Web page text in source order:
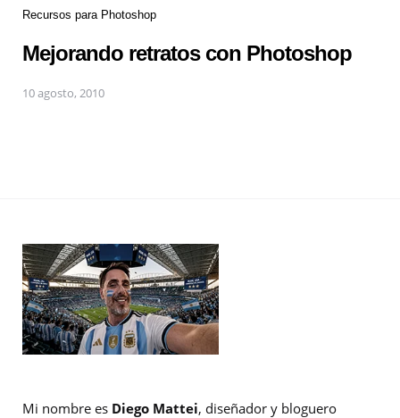
Recursos para Photoshop
Mejorando retratos con Photoshop
10 agosto, 2010
Mi nombre es Diego Mattei, diseñador y bloguero